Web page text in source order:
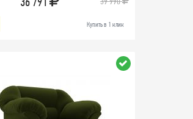
Купить в 1 клик